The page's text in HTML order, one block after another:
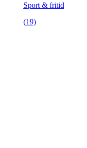
Sport & fritid
(19)